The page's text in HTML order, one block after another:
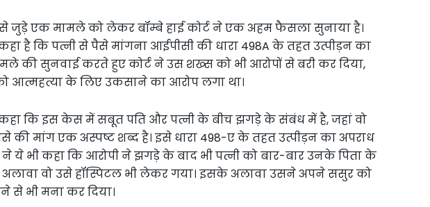
जुड़े एक मामले को लेकर बॉम्बे हाई कोर्ट ने एक अहम फैसला सुनाया है।
है कि पत्नी से पैसे मांगना आईपीसी की धारा 498A के तहत उत्पीड़न का
की सुनवाई करते हुए कोर्ट ने उस शख्स को भी आरोपों से बरी कर दिया,
आत्महत्या के लिए उकसाने का आरोप लगा था।
कहा कि इस केस में सबूत पति और पत्नी के बीच झगड़े के संबंध में है, जहां वो
की मांग एक अस्पष्ट शब्द है। इसे धारा 498-ए के तहत उत्पीड़न का अपराध
ये भी कहा कि आरोपी ने झगड़े के बाद भी पत्नी को बार-बार उनके पिता के
वो उसे हॉस्पिटल भी लेकर गया। इसके अलावा उसने अपने ससुर को
से भी मना कर दिया।